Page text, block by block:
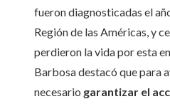
fueron diagnosticadas el
Región de las Américas, y
perdieron la vida por esta
Barbosa destacó que para
necesario garantizar el